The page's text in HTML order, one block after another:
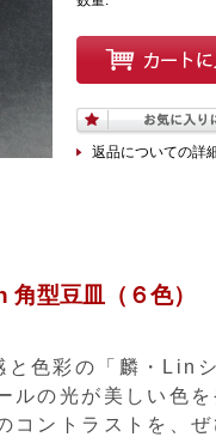
返品についての詳
角型豆皿（６色）
と色彩の「麟・Lin
ルの光が美しい色
コントラストを、